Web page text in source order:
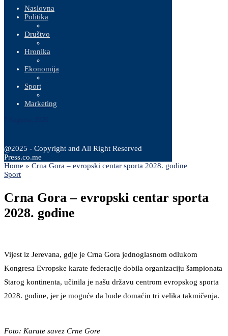
Naslovna
Politika
Društvo
Hronika
Ekonomija
Sport
Marketing
@2025 - Copyright and All Right Reserved
Press.co.me
Home » Crna Gora – evropski centar sporta 2028. godine
Sport
Crna Gora – evropski centar sporta
2028. godine
Vijest iz Jerevana, gdje je Crna Gora jednoglasnom odlukom
Kongresa Evropske karate federacije dobila organizaciju šampionata
Starog kontinenta, učinila je našu državu centrom evropskog sporta
2028. godine, jer je moguće da bude domaćin tri velika takmičenja.
Foto: Karate savez Crne Gore